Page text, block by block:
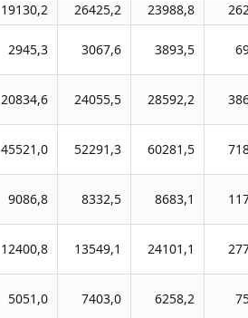
19130,2 26425,2 23988,8
2945,3 3067,6 3893,5
20834,6 24055,5 28592,2
45521,0 52291,3 60281,5
9086,8 8332,5 8683,1
12400,8 13549,1 24101,1
5051,0 7403,0 6258,2